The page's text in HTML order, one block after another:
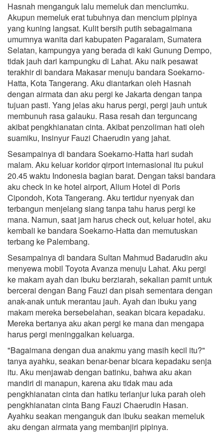
Hasnah menganguk lalu memeluk dan menciumku.
Akupun memeluk erat tubuhnya dan mencium pipinya
yang kuning langsat. Kulit bersih putih sebagaimana
umumnya wanita dari kabupaten Pagaralam, Sumatera
Selatan, kampungya yang berada di kaki Gunung Dempo,
tidak jauh dari kampungku di Lahat. Aku naik pesawat
terakhir di bandara Makasar menuju bandara Soekarno-
Hatta, Kota Tangerang. Aku diantarkan oleh Hasnah
dengan airmata dan aku pergi ke Jakarta dengan tanpa
tujuan pasti. Yang jelas aku harus pergi, pergi jauh untuk
membunuh rasa galauku. Rasa resah dan terguncang
akibat pengkhianatan cinta. Akibat penzoliman hati oleh
suamiku, Insinyur Fauzi Chaerudin yang jahat.
Sesampainya di bandara Soekarno-Hatta hari sudah
malam. Aku keluar koridor qirport internasional itu pukul
20.45 waktu Indonesia bagian barat. Dengan taksi bandara
aku check in ke hotel airport, Alium Hotel di Poris
Cipondoh, Kota Tangerang. Aku tertidur nyenyak dan
terbangun menjelang siang tanpa tahu harus pergi ke
mana. Namun, saat jam harus check out, keluar hotel, aku
kembali ke bandara Soekarno-Hatta dan memutuskan
terbang ke Palembang.
Sesampainya di bandara Sultan Mahmud Badarudin aku
menyewa mobil Toyota Avanza menuju Lahat. Aku pergi
ke makam ayah dan ibuku berziarah, sekalian pamit untuk
bercerai dengan Bang Fauzi dan pisah sementara dengan
anak-anak untuk merantau jauh. Ayah dan ibuku yang
makam mereka bersebelahan, seakan bicara kepadaku.
Mereka bertanya aku akan pergi ke mana dan mengapa
harus pergi meninggalkan keluarga.
"Bagaimana dengan dua anakmu yang masih kecil itu?"
tanya ayahku, seakan benar-benar bicara kepadaku senja
itu. Aku menjawab dengan batinku, bahwa aku akan
mandiri di manapun, karena aku tidak mau ada
pengkhianatan cinta dan hatiku terlanjur luka parah oleh
pengkhianatan cinta Bang Fauzi Chaerudin Hasan.
Ayahku seakan menganguk dan ibuku seakan memeluk
aku dengan airmata yang membanjiri pipinya.